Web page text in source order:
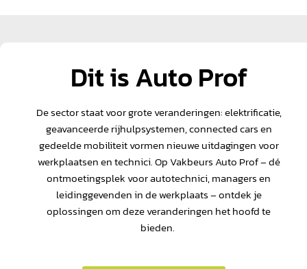
Dit is Auto Prof
De sector staat voor grote veranderingen: elektrificatie,
geavanceerde rijhulpsystemen, connected cars en
gedeelde mobiliteit vormen nieuwe uitdagingen voor
werkplaatsen en technici. Op Vakbeurs Auto Prof – dé
ontmoetingsplek voor autotechnici, managers en
leidinggevenden in de werkplaats – ontdek je
oplossingen om deze veranderingen het hoofd te
bieden.